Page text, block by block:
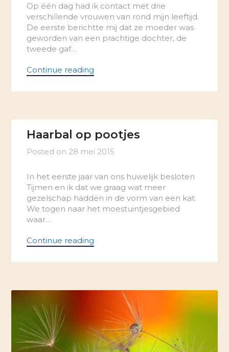
Op één dag had ik contact met drie
verschillende vrouwen van rond mijn leeftijd.
De eerste berichtte mij dat ze moeder was
geworden van een prachtige dochter, de
tweede gaf…
Continue reading
Haarbal op pootjes
Posted on 28 mei 2015
In het eerste jaar van ons huwelijk besloten
Tijmen en ik dat we graag wat meer
gezelschap hadden in de vorm van een kat.
We togen naar het moestuintjesgebied
waar…
Continue reading